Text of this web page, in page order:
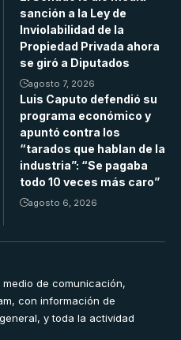
sanción a la Ley de
Inviolabilidad de la
Propiedad Privada ahora
se giró a Diputados
agosto 7, 2026
Luis Caputo defendió su
programa económico y
apuntó contra los
“tarados que hablan de la
industria”: “Se pagaba
todo 10 veces más caro”
agosto 6, 2026
de comunicación,
con información de
y toda la actividad